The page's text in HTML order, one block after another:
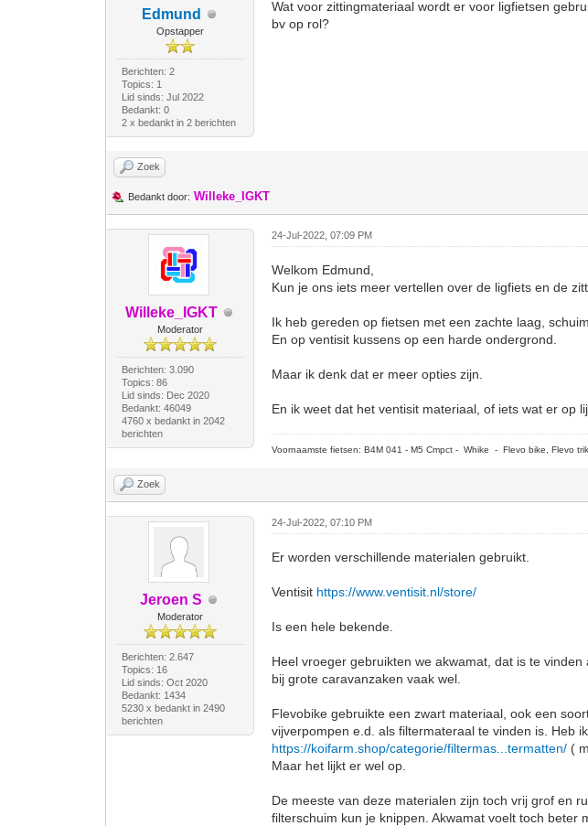
Edmund
Opstapper
Berichten: 2
Topics: 1
Lid sinds: Jul 2022
Bedankt: 0
2 x bedankt in 2 berichten
Wat voor zittingmateriaal wordt er voor ligfietsen
bv op rol?
Zoek
Bedankt door: Willeke_IGKT
Willeke_IGKT
Moderator
Berichten: 3.090
Topics: 86
Lid sinds: Dec 2020
Bedankt: 46049
4760 x bedankt in 2042
berichten
24-Jul-2022, 07:09 PM
Welkom Edmund,
Kun je ons iets meer vertellen over de ligfiets en de
Ik heb gereden op fietsen met een zachte laag,
En op ventisit kussens op een harde ondergrond.
Maar ik denk dat er meer opties zijn.
En ik weet dat het ventisit materiaal, of iets wat er op
Voornaamste fietsen: B4M 041 - M5 Cmpct - Whike - Flevo bike, Flevo
Zoek
Jeroen S
Moderator
Berichten: 2.647
Topics: 16
Lid sinds: Oct 2020
Bedankt: 1434
5230 x bedankt in 2490
berichten
24-Jul-2022, 07:10 PM
Er worden verschillende materialen gebruikt.
Ventisit https://www.ventisit.nl/store/
Is een hele bekende.
Heel vroeger gebruikten we akwamat, dat is te
bij grote caravanzaken vaak wel.
Flevobike gebruikte een zwart materiaal, ook een
vijverpompen e.d. als filtermateraal te vinden is. Heb
https://koifarm.shop/categorie/filtermas...termatten/ (
Maar het lijkt er wel op.
De meeste van deze materialen zijn toch vrij grof en
filterschuim kun je knippen. Akwamat voelt toch beter